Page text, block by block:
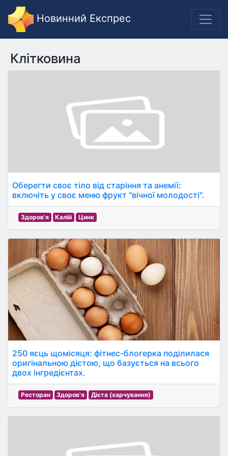
Новинний Експрес
Клітковина
Оберегти своє тіло від старіння та анемії:
включіть у своє меню фрукт "вічної молодості".
Здоров'я Калій Цинк
250 яєць щомісяця: фітнес-блогерка поділилася
оригінальною дієтою, що базується на всього
двох інгредієнтах.
Ресторан Здоров'я Дієта (харчування)